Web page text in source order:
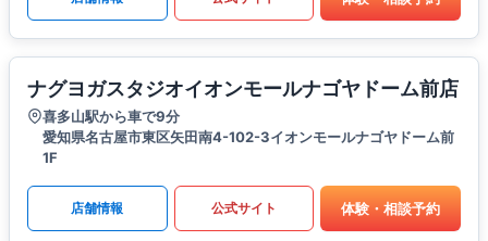
ナグヨガスタジオイオンモールナゴヤドーム前店
喜多山駅から車で9分
愛知県名古屋市東区矢田南4-102-3イオンモールナゴヤドーム前
1F
店舗情報 公式サイト 体験・相談予約